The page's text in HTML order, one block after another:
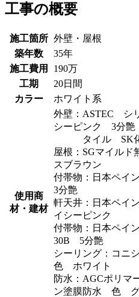
工事の概要
施工箇所 外壁・屋根
築年数
35年
施工費用
190万
工期
20日間
カラー
ホワイト系
使用商
材・建材
外壁：ASTEC シ
シーピンク 3分艶
タイル SK化研
屋根：SGマイル
スブラウン
付帯物：日本ペ
3分艶
軒天井：日本ペ
イシーピンク
付帯物：日本ペ
30B 5分艶
シーリング：コ
色 ホワイト
防水：AGCポリ
ン塗膜防水 色